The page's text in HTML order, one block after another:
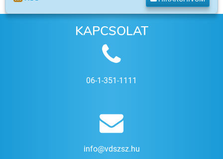
KAPCSOLAT
06-1-351-1111
info@vdszsz.hu